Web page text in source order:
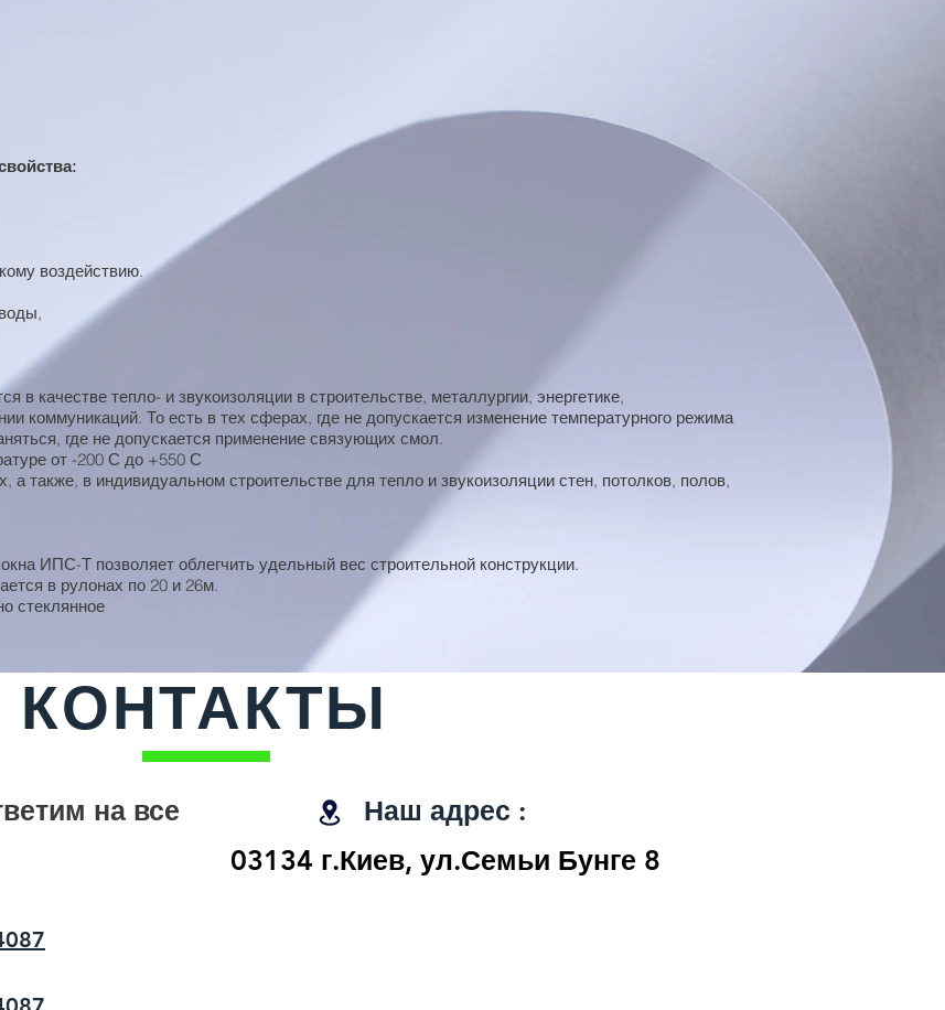
воздействию.
в качестве тепло- и звукоизоляции в строительстве, металлургии, энергетике,
коммуникаций. То есть в тех сферах, где не допускается изменение температурного режима
где не допускается применение связующих смол.
от -200 С до +550 С
а также, в индивидуальном строительстве для тепло и звукоизоляции стен, потолков, полов,
ИПС-Т позволяет облегчить удельный вес строительной конструкции.
в рулонах по 20 и 26м.
стеклянное
КОНТАКТЫ
на все
Наш адрес :
03134 г.Киев, ул.Семьи Бунге 8